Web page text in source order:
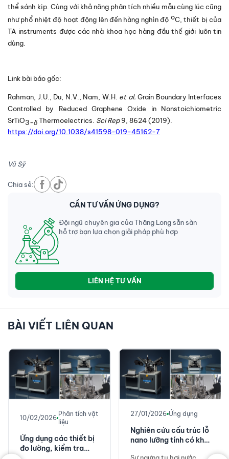
thể sánh kịp. Cùng với khả năng phân tích nhiều mẫu cùng lúc cũng
như phổ nhiệt độ hoạt động lên đến hàng nghìn độ oC, thiết bị của
TA instruments được các nhà khoa học hàng đầu thế giới luôn tin
dùng.
Link bài báo gốc:
Rahman, J.U., Du, N.V., Nam, W.H. et al. Grain Boundary Interfaces
Controlled by Reduced Graphene Oxide in Nonstoichiometric
SrTiO3-δThermoelectrics. Sci Rep 9, 8624 (2019).
https://doi.org/10.1038/s41598-019-45162-7
Vũ Sỹ
Chia sẻ:
CẦN TƯ VẤN ỨNG DỤNG?
Đội ngũ chuyên gia của Thăng Long sẵn sàn
hỗ trợ bạn lựa chọn giải pháp phù hợp
LIÊN HỆ TƯ VẤN
BÀI VIẾT LIÊN QUAN
10/02/2026
Phân tích vật
liệu
Ứng dụng các thiết bị
đo lường, kiểm tra
27/01/2026 Ứng dụng
Nghiên cứu cấu trúc lỗ
nano lưỡng tính có khả